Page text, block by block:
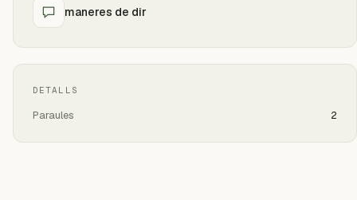
maneres de dir
DETALLS
Paraules 2